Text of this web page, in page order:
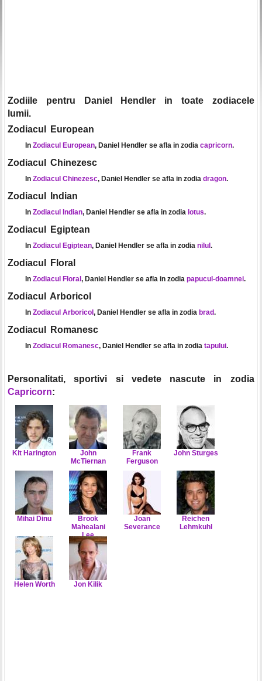
Zodiile pentru Daniel Hendler in toate zodiacele
lumii.
Zodiacul European
In Zodiacul European, Daniel Hendler se afla in zodia capricorn.
Zodiacul Chinezesc
In Zodiacul Chinezesc, Daniel Hendler se afla in zodia dragon.
Zodiacul Indian
In Zodiacul Indian, Daniel Hendler se afla in zodia lotus.
Zodiacul Egiptean
In Zodiacul Egiptean, Daniel Hendler se afla in zodia nilul .
Zodiacul Floral
In Zodiacul Floral , Daniel Hendler se afla in zodia papucul-doamnei.
Zodiacul Arboricol
In Zodiacul Arboricol , Daniel Hendler se afla in zodia brad.
Zodiacul Romanesc
In Zodiacul Romanesc, Daniel Hendler se afla in zodia tapului.
Personalitati, sportivi si vedete nascute in zodia
Capricorn:
Kit Harington
John
McTiernan
Frank
Ferguson
John Sturges
Mihai Dinu
Brook
Mahealani
Lee
Joan
Severance
Reichen
Lehmkuhl
Helen Worth Jon Kilik